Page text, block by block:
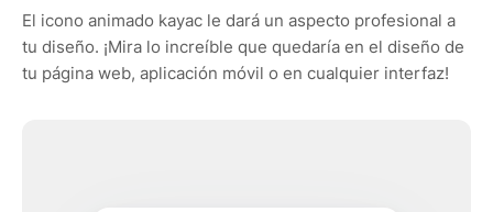
El icono animado kayac le dará un aspecto profesional a
tu diseño. ¡Mira lo increíble que quedaría en el diseño de
tu página web, aplicación móvil o en cualquier interfaz!